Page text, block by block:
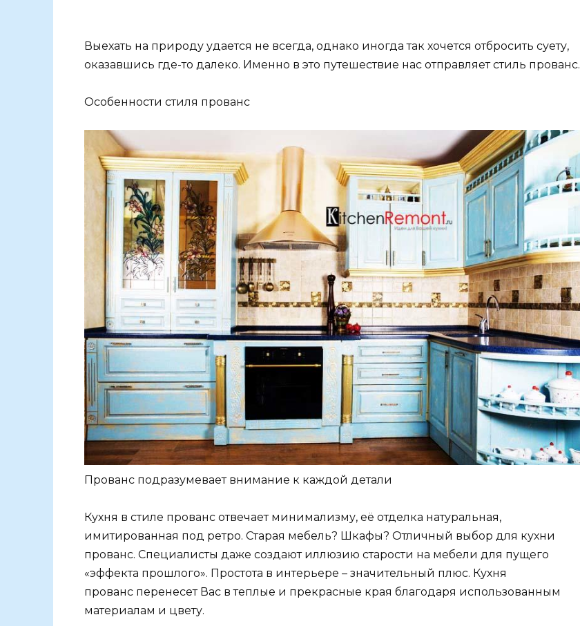
Выехать на природу удается не всегда, однако иногда так хочется отбросить суету,
оказавшись где-то далеко. Именно в это путешествие нас отправляет стиль прованс.
Особенности стиля прованс
Прованс подразумевает внимание к каждой детали
Кухня в стиле прованс отвечает минимализму, её отделка натуральная,
имитированная под ретро. Старая мебель? Шкафы? Отличный выбор для кухни
прованс. Специалисты даже создают иллюзию старости на мебели для пущего
«эффекта прошлого». Простота в интерьере – значительный плюс. Кухня
прованс перенесет Вас в теплые и прекрасные края благодаря использованным
материалам и цвету.